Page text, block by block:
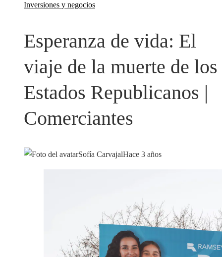
Inversiones y negocios
Esperanza de vida: El
viaje de la muerte de los
Estados Republicanos |
Comerciantes
Sofía CarvajalHace 3 años